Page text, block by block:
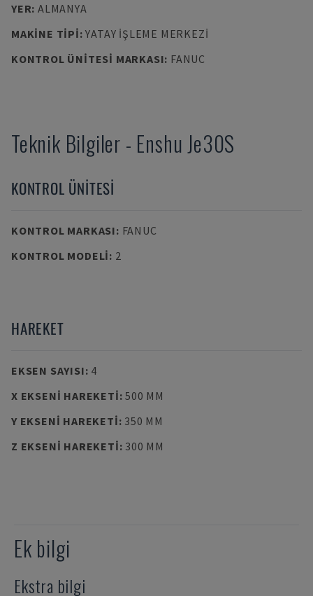
YER: ALMANYA
MAKINE TIPI:YATAY İŞLEME MERKEZI
KONTROL ÜNITESI MARKASI: FANUC
Teknik Bilgiler - EnshuJe30S
KONTROL ÜNITESI
KONTROL MARKASI: FANUC
KONTROL MODELI: 2
HAREKET
EKSEN SAYISI: 4
X EKSENI HAREKETI:500 MM
Y EKSENI HAREKETI: 350 MM
Z EKSENI HAREKETI: 300 MM
Ek bilgi
Ekstra bilgi